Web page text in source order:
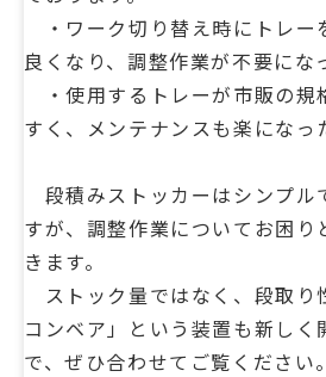
・ワーク切り替え時にトレー
良くなり、調整作業が不要にな
・使用するトレーが市販の規
すく、メンテナンスも楽になっ
段積みストッカーはシンプル
すが、調整作業についてお困り
きます。
ストック量ではなく、段取り
コンベア」という装置も新しく
で、ぜひ合わせてご覧ください。